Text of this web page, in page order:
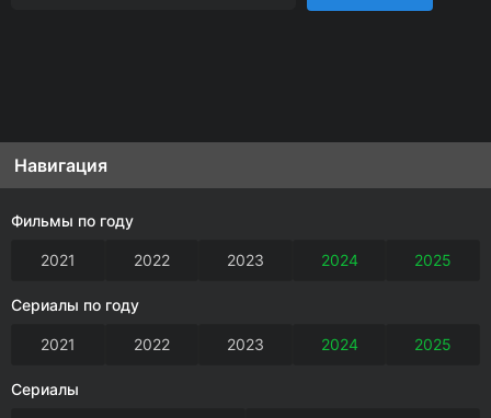
Навигация
Фильмы по году
2021 2022 2023 2024 2025
Сериалы по году
2021 2022 2023 2024 2025
Сериалы